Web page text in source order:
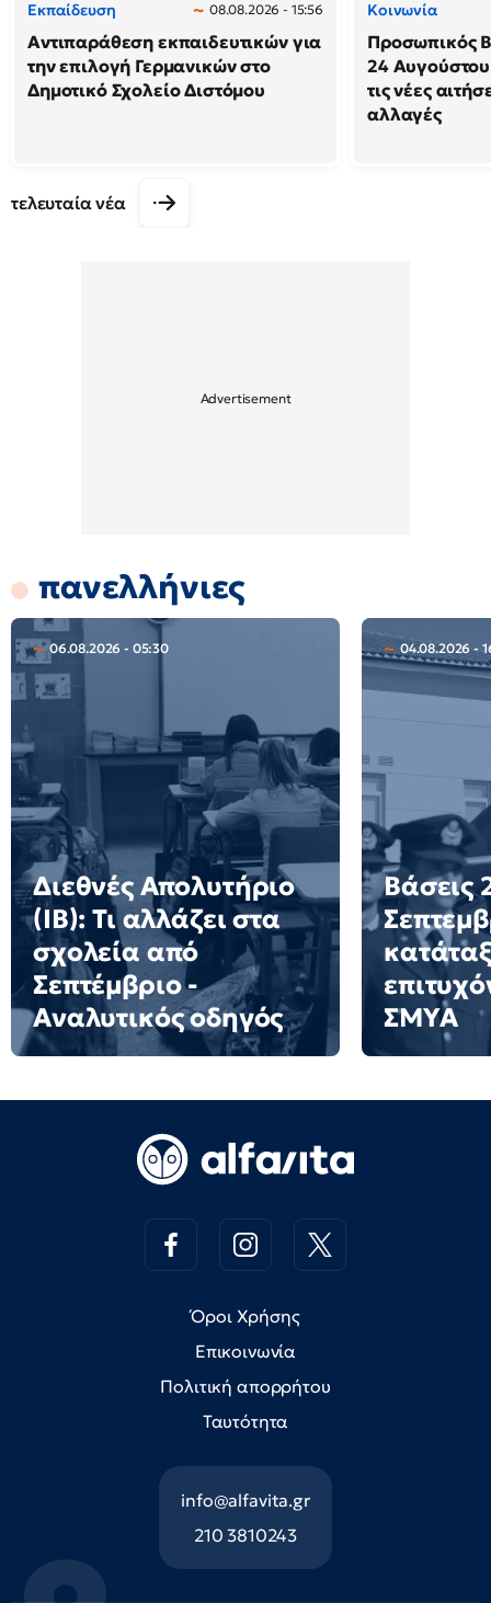
Εκπαίδευση 08.08.2026 - 15:56
Αντιπαράθεση εκπαιδευτικών για
την επιλογή Γερμανικών στο
Δημοτικό Σχολείο Διστόμου
Κοινωνία
Προσωπικός
24
τις νέες
αλλαγές
τελευταία νέα
πανελλήνιες
06.08.2026 - 05:30
Διεθνές Απολυτήριο
(IB): Τι αλλάζει στα
σχολεία από
Σεπτέμβριο -
Αναλυτικός οδηγός
04.08.2026 -
Βάσεις
ΣΜΥΑ
Όροι Χρήσης
Επικοινωνία
Πολιτική απορρήτου
Ταυτότητα
info@alfavita.gr
210 3810243